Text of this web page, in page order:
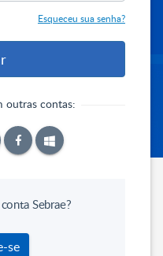
Esqueceu sua senha?
outras contas:
Sebrae?
se